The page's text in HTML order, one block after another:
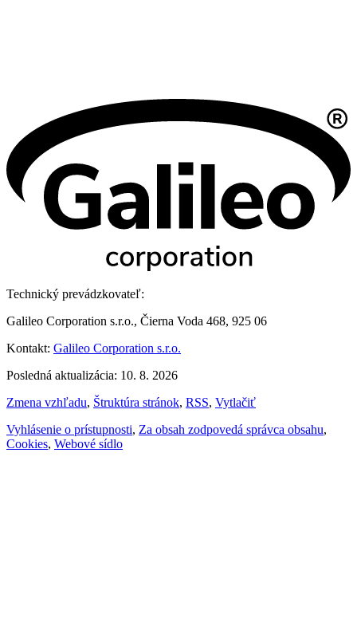
Technický prevádzkovateľ:
Galileo Corporation s.r.o., Čierna Voda 468, 925 06
Kontakt: Galileo Corporation s.r.o.
Posledná aktualizácia: 10. 8. 2026
Zmena vzhľadu, Štruktúra stránok, RSS, Vytlačiť
Vyhlásenie o prístupnosti, Za obsah zodpovedá správca obsahu,
Cookies, Webové sídlo